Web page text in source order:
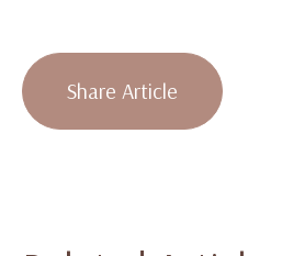
Share Article